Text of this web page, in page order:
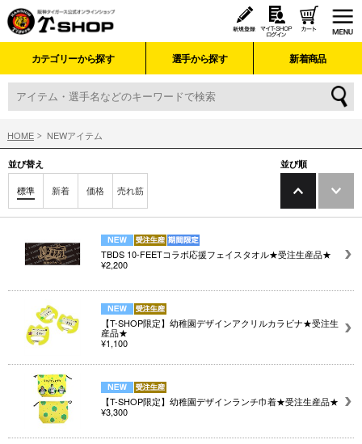
カテゴリーから探す 選手から探す 新着商品
HOME NEWアイテム
並び替え
標準 新着 価格 売れ筋
並び順
TBDS 10-FEETコラボ応援フェイスタオル★受注生産品★
¥2,200
【T-SHOP限定】幼稚園デザインアクリルカラビナ★受注生
産品★
¥1,100
【T-SHOP限定】幼稚園デザインランチ巾着★受注生産品★
¥3,300